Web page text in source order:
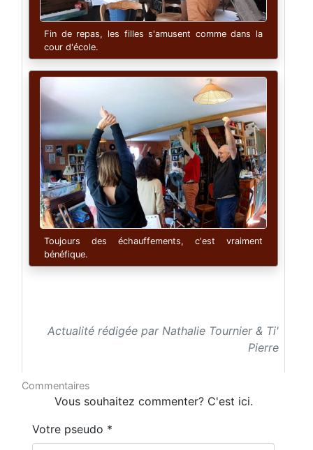
Fin de repas, les filles s'amusent comme dans la
cour d'école.
Toujours des échauffements, c'est vraiment
bénéfique.
Actualité rédigée par Nathalie Tournier & Ti'
Pierre
Commentaires
Vous souhaitez commenter? C'est ici.
Votre pseudo *